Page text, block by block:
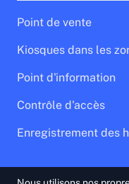
Point de vente
Kiosques dans les
Point d'information
Contrôle d'accès
Enregistrement des